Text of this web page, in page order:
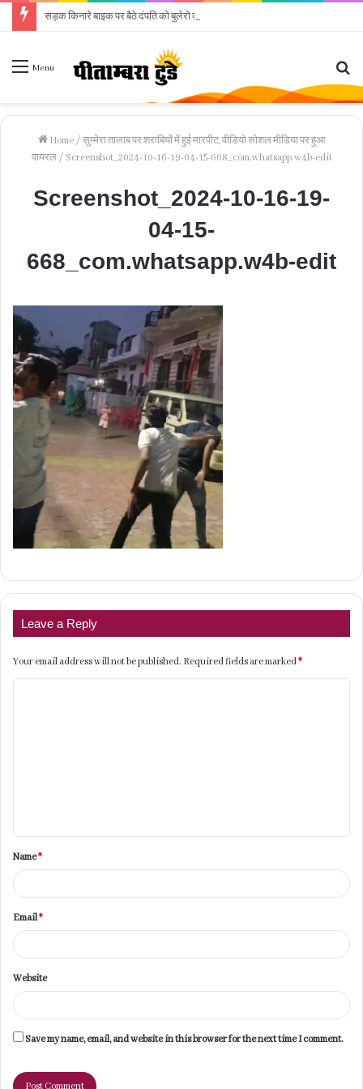
सड़क किनारे बाइक पर बैठे दंपति को बुलेरो कार ने कुचला
Menu
Home / सुम्मेरा तालाब पर शराबियों में हुई मारपीट, वीडियो सोशल मीडिया पर हुआ
वायरल / Screenshot_2024-10-16-19-04-15-668_com.whatsapp.w4b-edit
Screenshot_2024-10-16-19-
04-15-
668_com.whatsapp.w4b-edit
Leave a Reply
Your email address will not be published. Required fields are marked*
t
*Name*
Email*
Website
Save my name, email, and website in this browser for the next time I comment.